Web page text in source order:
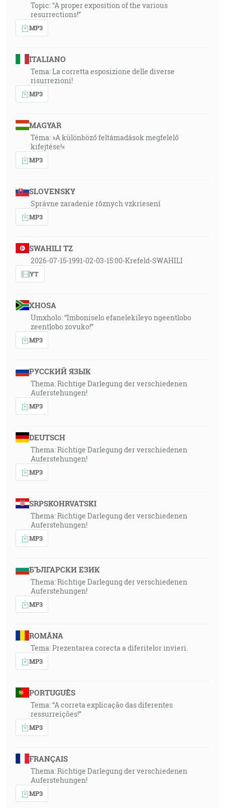
Topic: “A proper exposition of the various
resurrections!”
MP3
ITALIANO
Tema: La corretta esposizione delle diverse
risurrezioni!
MP3
MAGYAR
Téma: »A különböző feltámadások megfelelő
kifejtése!«
MP3
SLOVENSKY
Správne zaradenie rôznych vzkriesení
MP3
SWAHILI TZ
2026-07-15-1991-02-03-15:00-Krefeld-SWAHILI
YT
XHOSA
Umxholo: “Imboniselo efanelekileyo ngeentlobo
zeentlobo zovuko!”
MP3
РУССКИЙ ЯЗЫК
Thema: Richtige Darlegung der verschiedenen
Auferstehungen!
MP3
DEUTSCH
Thema: Richtige Darlegung der verschiedenen
Auferstehungen!
MP3
SRPSKOHRVATSKI
Thema: Richtige Darlegung der verschiedenen
Auferstehungen!
MP3
БЪЛГАРСКИ ЕЗИК
Thema: Richtige Darlegung der verschiedenen
Auferstehungen!
MP3
ROMÂNA
Tema: Prezentarea corecta a diferitelor invieri.
MP3
PORTUGUÊS
Tema: “A correta explicação das diferentes
ressurreições!”
MP3
FRANÇAIS
Thema: Richtige Darlegung der verschiedenen
Auferstehungen!
MP3